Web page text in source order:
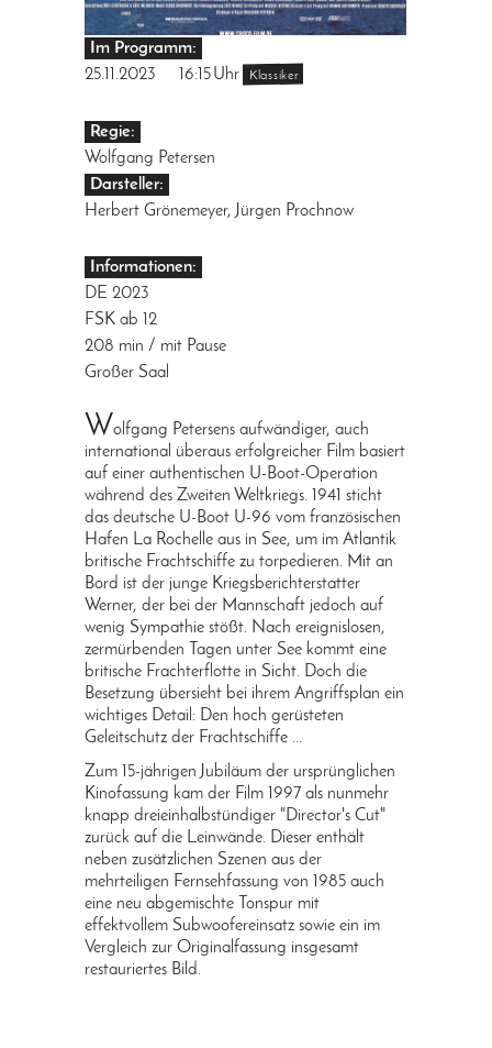
Im Programm:
25.11.2023
16:15Uhr Klassiker
Regie:
Wolfgang Petersen
Darsteller:
Herbert Grönemeyer, Jürgen Prochnow
Informationen:
DE 2023
FSK ab 12
208 min / mit Pause
Großer Saal
Wolfgang Petersens aufwändiger, auch
international überaus erfolgreicher Film basiert
auf einer authentischen U-Boot-Operation
während des Zweiten Weltkriegs. 1941 sticht
das deutsche U-Boot U-96 vom französischen
Hafen La Rochelle aus in See, um im Atlantik
britische Frachtschiffe zu torpedieren. Mit an
Bord ist der junge Kriegsberichterstatter
Werner, der bei der Mannschaft jedoch auf
wenig Sympathie stößt. Nach ereignislosen,
zermürbenden Tagen unter See kommt eine
britische Frachterflotte in Sicht. Doch die
Besetzung übersieht bei ihrem Angriffsplan ein
wichtiges Detail: Den hoch gerüsteten
Geleitschutz der Frachtschiffe ...
Zum 15-jährigen Jubiläum der ursprünglichen
Kinofassung kam der Film 1997 als nunmehr
knapp dreieinhalbstündiger "Director's Cut"
zurück auf die Leinwände. Dieser enthält
neben zusätzlichen Szenen aus der
mehrteiligen Fernsehfassung von 1985 auch
eine neu abgemischte Tonspur mit
effektvollem Subwoofereinsatz sowie ein im
Vergleich zur Originalfassung insgesamt
restauriertes Bild.